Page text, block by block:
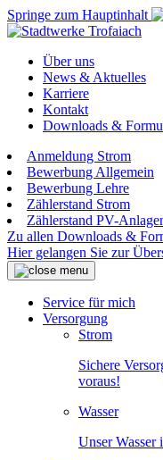
Springe zum Hauptinhalt
Über uns
News & Aktuelles
Karriere
Kontakt
Downloads &
Anmeldung Strom
Bewerbung Allgemein
Bewerbung Lehre
Zählerstand Strom
Zählerstand PV-
Zu allen Downloads &
Hier gelangen Sie zur
Service für mich
Versorgung
Strom
Sichere
voraus!
Wasser
Unser Wasser